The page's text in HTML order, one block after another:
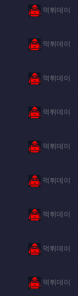
등록일
등록자먹튀데이
등록자먹튀데이
등록자먹튀데이
등록자먹튀데이
등록자먹튀데이
등록자먹튀데이
등록자먹튀데이
등록자먹튀데이
등록자먹튀데이